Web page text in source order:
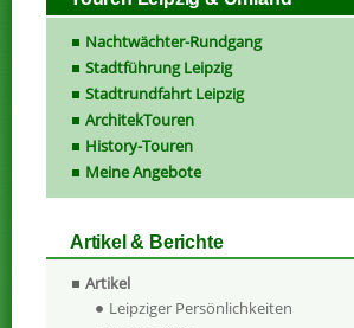
Nachtwächter-Rundgang
Stadtführung Leipzig
Stadtrundfahrt Leipzig
ArchitekTouren
History-Touren
Meine Angebote
Artikel & Berichte
Artikel
Leipziger Persönlichkeiten